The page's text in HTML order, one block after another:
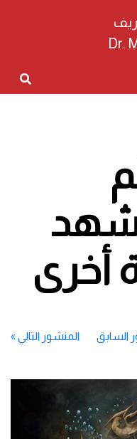
Dr.
أخرى
السابق المنشور التالي »